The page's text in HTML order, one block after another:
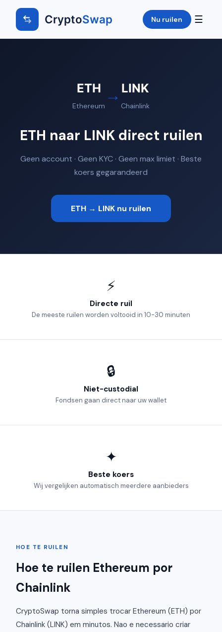
CryptoSwap Nu ruilen ☰
ETH
Ethereum
→ LINK
Chainlink
ETH naar LINK direct ruilen
Geen account · Geen KYC · Geen max limiet · Beste
koers gegarandeerd
ETH → LINK nu ruilen
⚡
Directe ruil
De meeste ruilen worden voltooid in 10-30 minuten
🔒
Niet-custodial
Fondsen gaan direct naar uw wallet
✦
Beste koers
Wij vergelijken automatisch meerdere aanbieders
HOE TE RUILEN
Hoe te ruilen Ethereum por
Chainlink
CryptoSwap torna simples trocar Ethereum (ETH) por
Chainlink (LINK) em minutos. Nao e necessario criar